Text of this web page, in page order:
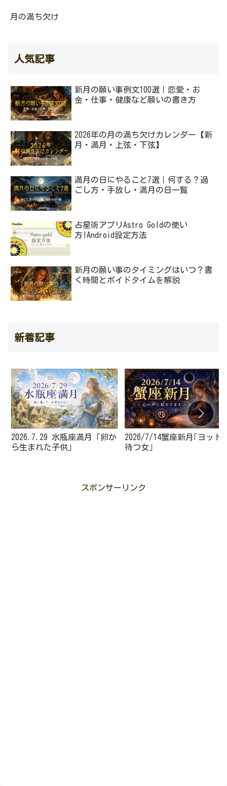
月の満ち欠け
人気記事
新月の願い事例文100選｜恋愛・お
金・仕事・健康など願いの書き方
2026年の月の満ち欠けカレンダー【新
月・満月・上弦・下弦】
満月の日にやること7選｜何する？過
ごし方・手放し・満月の日一覧
占星術アプリAstro Goldの使い
方!Android設定方法
新月の願い事のタイミングはいつ？書
く時間とボイドタイムを解説
新着記事
2026.7.29 水瓶座満月「卵か
ら生まれた子供」
2026/7/14蟹座新月｢ヨット
待つ女｣
スポンサーリンク